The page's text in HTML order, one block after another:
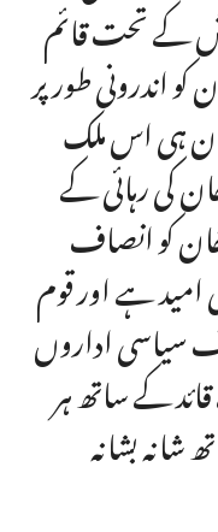
کے تحت قائم
اندرونی طور پر
ہی اس ملک
کی رہائی کے
کو انصاف
امید ہے اور قوم
سیاسی اداروں
کے ساتھ ہر
بشانہ